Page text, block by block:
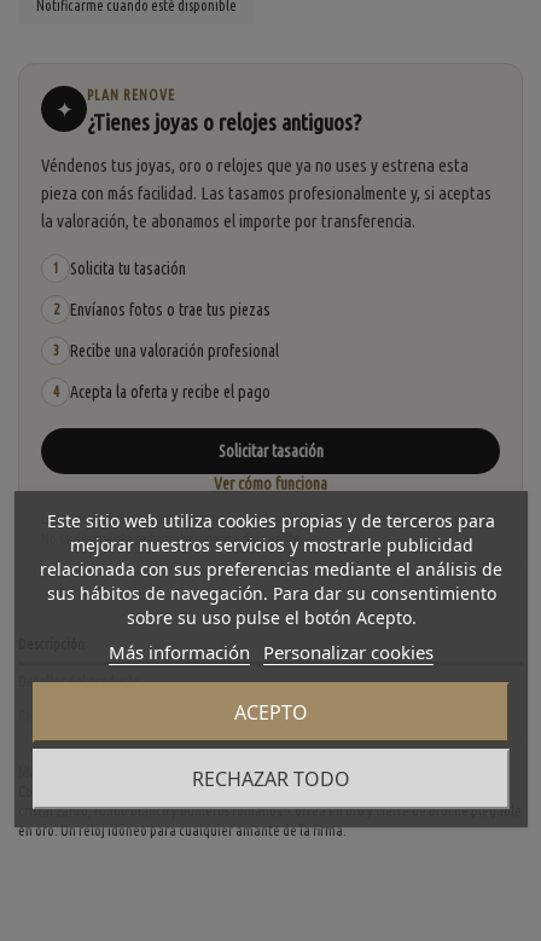
✦
PLAN RENOVE
¿Tienes joyas o relojes antiguos?
Véndenos tus joyas, oro o relojes que ya no uses y estrena esta
pieza con más facilidad. Las tasamos profesionalmente y, si aceptas
la valoración, te abonamos el importe por transferencia.
1 Solicita tu tasación
2 Envíanos fotos o trae tus piezas
3 Recibe una valoración profesional
4 Acepta la oferta y recibe el pago
Solicitar tasación
Ver cómo funciona
La tasación está sujeta a revisión y aceptación tras recibir y verificar las piezas.
No se descuenta automáticamente del carrito.
Detalles del producto
Magnifico reloj Cartier de segunda mano en perfecto estado de marcha y conservación.
cristal zafiro, fondo blanco y números romanos. Correa en oro y cierre de broche plegable
en oro. Un reloj idóneo para cualquier amante de la firma.
Este sitio web utiliza cookies propias y de terceros para
mejorar nuestros servicios y mostrarle publicidad
relacionada con sus preferencias mediante el análisis de
sus hábitos de navegación. Para dar su consentimiento
sobre su uso pulse el botón Acepto.
Más información Personalizar cookies
RECHAZAR TODO
ACEPTO